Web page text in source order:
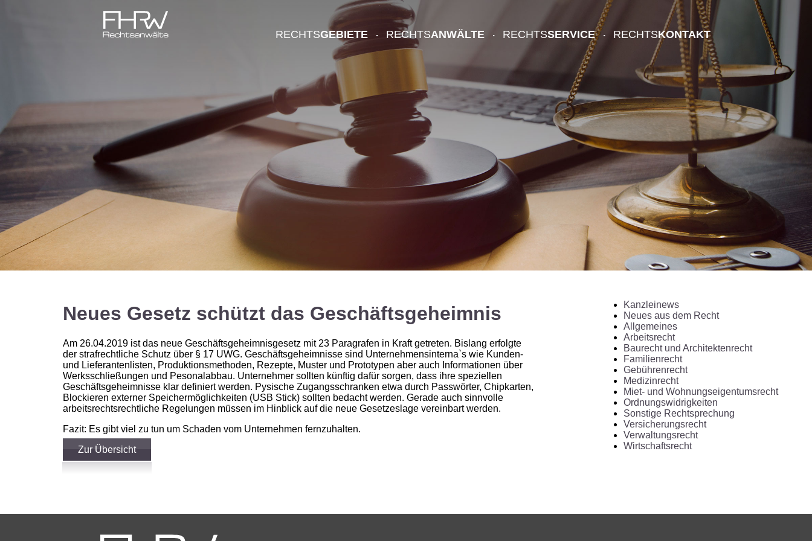
RECHTSGEBIETE RECHTSANWÄLTE RECHTSSERVICE RECHTSKONTAKT
Neues Gesetz schützt das Geschäftsgeheimnis
Am 26.04.2019 ist das neue Geschäftsgeheimnisgesetz mit 23 Paragrafen in Kraft getreten. Bislang erfolgte
der strafrechtliche Schutz über § 17 UWG. Geschäftsgeheimnisse sind Unternehmensinterna`s wie Kunden-
und Lieferantenlisten, Produktionsmethoden, Rezepte, Muster und Prototypen aber auch Informationen über
Werksschließungen und Pesonalabbau. Unternehmer sollten künftig dafür sorgen, dass ihre speziellen
Geschäftsgeheimnisse klar definiert werden. Pysische Zugangsschranken etwa durch Passwörter, Chipkarten,
Blockieren externer Speichermöglichkeiten (USB Stick) sollten bedacht werden. Gerade auch sinnvolle
arbeitsrechtsrechtliche Regelungen müssen im Hinblick auf die neue Gesetzeslage vereinbart werden.
Fazit: Es gibt viel zu tun um Schaden vom Unternehmen fernzuhalten.
Zur Übersicht
Kanzleinews
Neues aus dem Recht
Allgemeines
Arbeitsrecht
Baurecht und Architektenrecht
Familienrecht
Gebührenrecht
Medizinrecht
Miet- und Wohnungseigentumsrecht
Ordnungswidrigkeiten
Sonstige Rechtsprechung
Versicherungsrecht
Verwaltungsrecht
Wirtschaftsrecht